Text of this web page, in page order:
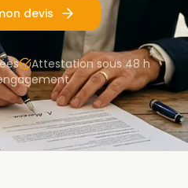
devis
Attestation sous 48 h